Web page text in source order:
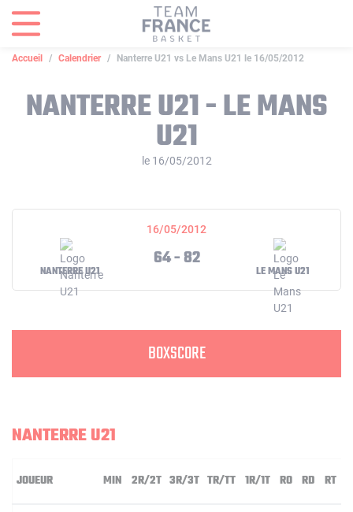
Accueil Calendrier Nanterre U21 vs Le Mans U21 le 16/05/2012
NANTERRE U21 - LE MANS
U21
le 16/05/2012
16/05/2012
NANTERRE U21
64 - 82
LE MANS U21
BOXSCORE
NANTERRE U21
JOUEUR MIN 2R/2T 3R/3T TR/TT 1R/1T RO RD RT
Panneau de gestion des cookies